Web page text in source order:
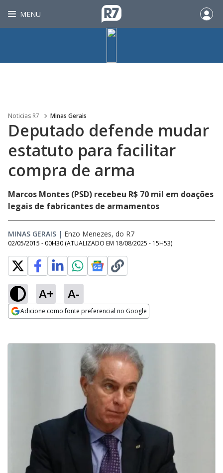
MENU
Noticias R7 Minas Gerais
Deputado defende mudar
estatuto para facilitar
compra de arma
Marcos Montes (PSD) recebeu R$ 70 mil em doações
legais de fabricantes de armamentos
MINAS GERAIS | Enzo Menezes, do R7
02/05/2015 - 00H30 (ATUALIZADO EM 18/08/2025 - 15H53)
A+ A-
Adicione como fonte preferencial no Google